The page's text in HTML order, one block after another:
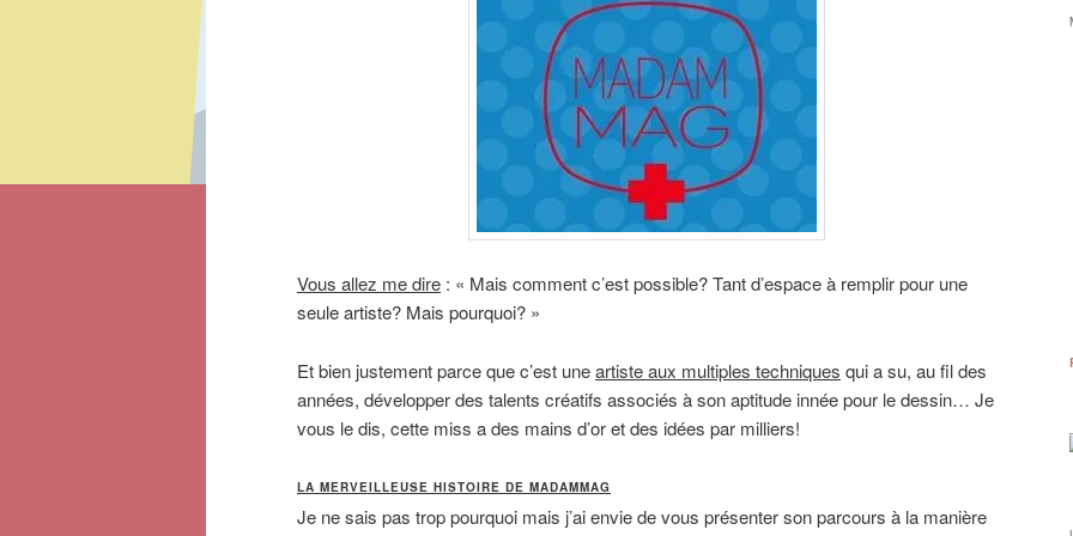
Vous allez me dire : « Mais comment c’est possible? Tant d’espace à remplir pour une
seule artiste? Mais pourquoi? »
Et bien justement parce que c’est uneartiste aux multiples techniques qui a su, au fil des
années, développer des talents créatifs associés à son aptitude innée pour le dessin… Je
vous le dis, cette miss a des mains d’or et des idées par milliers!
LA MERVEILLEUSE HISTOIRE DE MADAMMAG
Je ne sais pas trop pourquoi mais j’ai envie de vous présenter son parcours à la manière